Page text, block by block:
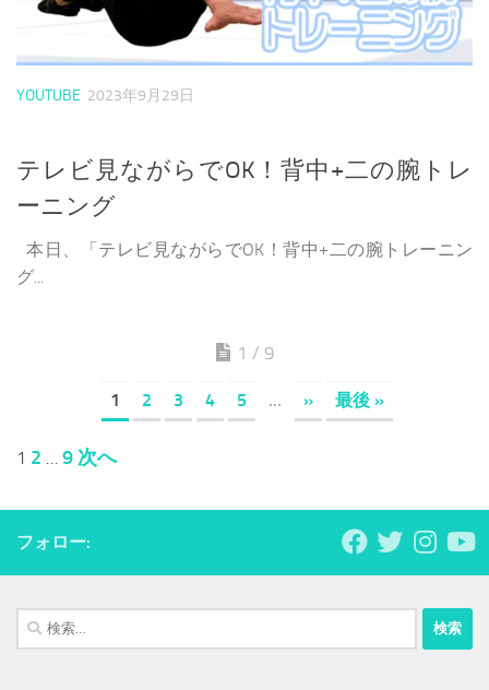
YOUTUBE 2023年9月29日
テレビ見ながらでOK！背中+二の腕トレ
ーニング
本日、「テレビ見ながらでOK！背中+二の腕トレーニン
グ...
1 / 9
1 2 3 4 5 ... » 最後 »
投
の
ペ
ー
ジ
送
り
1 2 … 9 次へ
フォロー:
検
索: